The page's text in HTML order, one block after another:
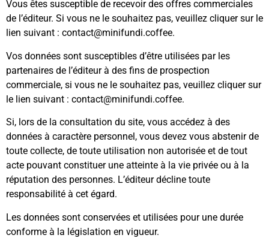
Vous êtes susceptible de recevoir des offres commerciales
de l’éditeur. Si vous ne le souhaitez pas, veuillez cliquer sur le
lien suivant : contact@minifundi.coffee.
Vos données sont susceptibles d’être utilisées par les
partenaires de l’éditeur à des fins de prospection
commerciale, si vous ne le souhaitez pas, veuillez cliquer sur
le lien suivant : contact@minifundi.coffee.
Si, lors de la consultation du site, vous accédez à des
données à caractère personnel, vous devez vous abstenir de
toute collecte, de toute utilisation non autorisée et de tout
acte pouvant constituer une atteinte à la vie privée ou à la
réputation des personnes. L’éditeur décline toute
responsabilité à cet égard.
Les données sont conservées et utilisées pour une durée
conforme à la législation en vigueur.